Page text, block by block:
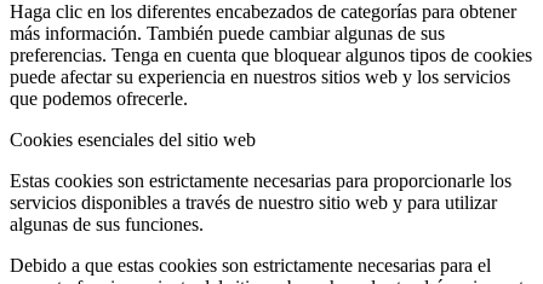
Haga clic en los diferentes encabezados de categorías para obtener
más información. También puede cambiar algunas de sus
preferencias. Tenga en cuenta que bloquear algunos tipos de cookies
puede afectar su experiencia en nuestros sitios web y los servicios
que podemos ofrecerle.
Cookies esenciales del sitio web
Estas cookies son estrictamente necesarias para proporcionarle los
servicios disponibles a través de nuestro sitio web y para utilizar
algunas de sus funciones.
Debido a que estas cookies son estrictamente necesarias para el